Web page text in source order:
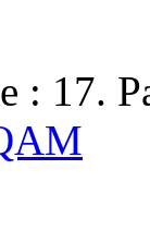
: 17.